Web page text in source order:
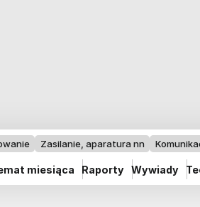
Zasilanie, aparatura nn
miesiąca Raporty Wywiady